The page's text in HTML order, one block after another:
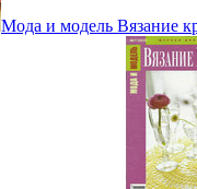
Мода и модель Вязание